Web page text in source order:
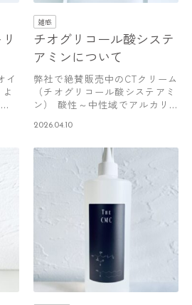
イ
雑感
チオグリコール酸システ
アミンについて
弊社で絶賛販売中のCTクリーム
（チオグリコール酸システアミ
ン） 酸性～中性域でアルカリ
2026.04.10